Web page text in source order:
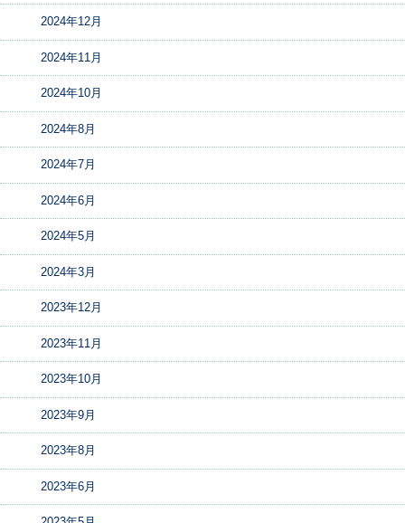
2024年12月
2024年11月
2024年10月
2024年8月
2024年7月
2024年6月
2024年5月
2024年3月
2023年12月
2023年11月
2023年10月
2023年9月
2023年8月
2023年6月